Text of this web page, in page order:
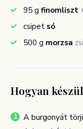
95 g finomliszt
csipet só
500 g morzsa
Hogyan
A burgonyát